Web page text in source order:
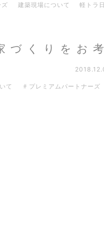
建築現場について 軽トラ
づくりをお
て プレミアムパートナーズ